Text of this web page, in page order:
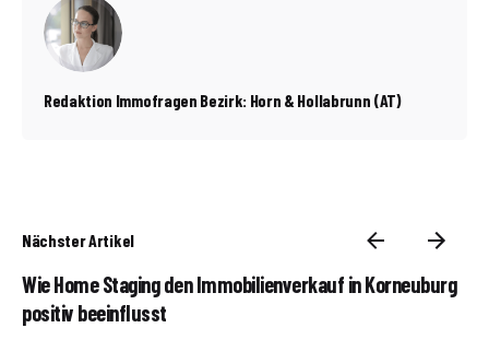
Redaktion Immofragen Bezirk: Horn & Hollabrunn (AT)
Nächster Artikel
Wie Home Staging den Immobilienverkauf in Korneuburg
positiv beeinflusst